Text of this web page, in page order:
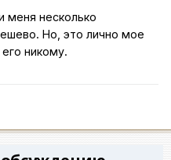
меня несколько
Но, это лично мое
никому.